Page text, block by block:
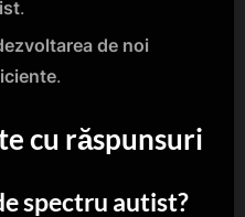
.
de noi
.
cu răspunsuri
spectru autist?